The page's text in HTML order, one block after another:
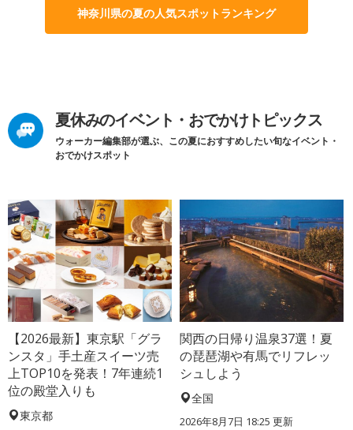
神奈川県の夏の人気スポットランキング
夏休みのイベント・おでかけトピックス
ウォーカー編集部が選ぶ、この夏におすすめしたい旬なイベント・
おでかけスポット
【2026最新】東京駅「グラ
ンスタ」手土産スイーツ売
上TOP10を発表！7年連続1
位の殿堂入りも
東京都
関西の日帰り温泉37選！夏
の琵琶湖や有馬でリフレッ
シュしよう
全国
2026年8月7日 18:25 更新